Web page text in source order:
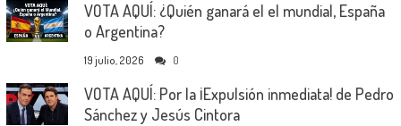
VOTA AQUÍ: ¿Quién ganará el el mundial, España
o Argentina?
19 julio, 2026 0
VOTA AQUÍ: Por la ¡Expulsión inmediata! de Pedro
Sánchez y Jesús Cintora